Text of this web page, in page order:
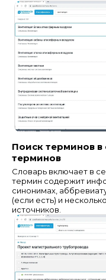
Поиск терминов в
терминов
Словарь включает в
термин содержит
синонимах,
(если есть) и
источников.